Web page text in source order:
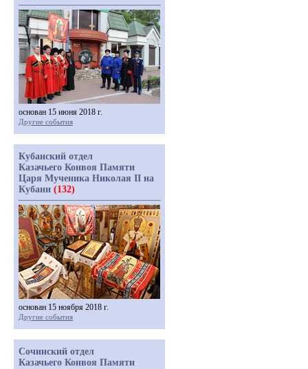
основан 15 июня 2018 г.
Другие события
Кубанский отдел
Казачьего Конвоя Памяти
Царя Мученика Николая II на
Кубани (132)
основан 15 ноября 2018 г.
Другие события
Сочинский отдел
Казачьего Конвоя Памяти